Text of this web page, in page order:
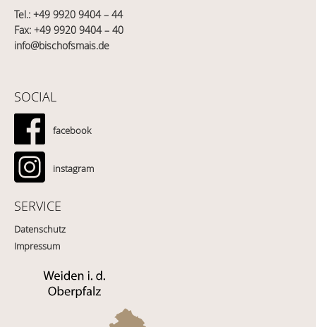
Tel.: +49 9920 9404 – 44
Fax: +49 9920 9404 – 40
info@bischofsmais.de
SOCIAL
facebook
instagram
SERVICE
Datenschutz
Impressum